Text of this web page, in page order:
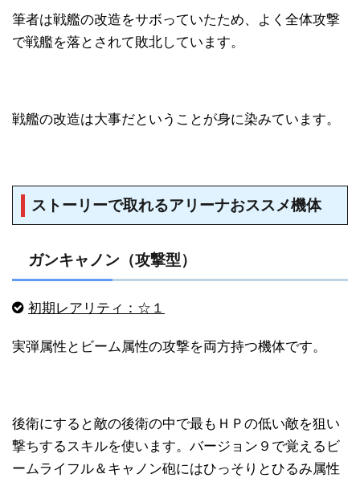
筆者は戦艦の改造をサボっていたため、よく全体攻撃
で戦艦を落とされて敗北しています。
戦艦の改造は大事だということが身に染みています。
ストーリーで取れるアリーナおススメ機体
ガンキャノン（攻撃型）
初期レアリティ：☆１
実弾属性とビーム属性の攻撃を両方持つ機体です。
後衛にすると敵の後衛の中で最もＨＰの低い敵を狙い
撃ちするスキルを使います。バージョン９で覚えるビ
ームライフル＆キャノン砲にはひっそりとひるみ属性